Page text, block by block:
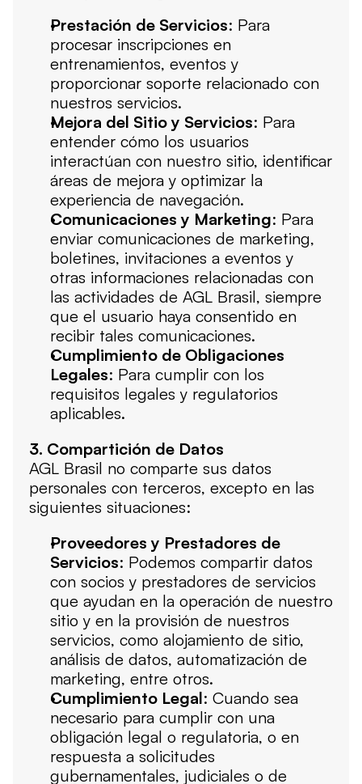
Prestación de Servicios: Para
procesar inscripciones en
entrenamientos, eventos y
proporcionar soporte relacionado con
nuestros servicios.
Mejora del Sitio y Servicios: Para
entender cómo los usuarios
interactúan con nuestro sitio, identificar
áreas de mejora y optimizar la
experiencia de navegación.
Comunicaciones y Marketing: Para
enviar comunicaciones de marketing,
boletines, invitaciones a eventos y
otras informaciones relacionadas con
las actividades de AGL Brasil, siempre
que el usuario haya consentido en
recibir tales comunicaciones.
Cumplimiento de Obligaciones
Legales: Para cumplir con los
requisitos legales y regulatorios
aplicables.
3. Compartición de Datos
AGL Brasil no comparte sus datos
personales con terceros, excepto en las
siguientes situaciones:
Proveedores y Prestadores de
Servicios: Podemos compartir datos
con socios y prestadores de servicios
que ayudan en la operación de nuestro
sitio y en la provisión de nuestros
servicios, como alojamiento de sitio,
análisis de datos, automatización de
marketing, entre otros.
Cumplimiento Legal: Cuando sea
necesario para cumplir con una
obligación legal o regulatoria, o en
respuesta a solicitudes
gubernamentales, judiciales o de